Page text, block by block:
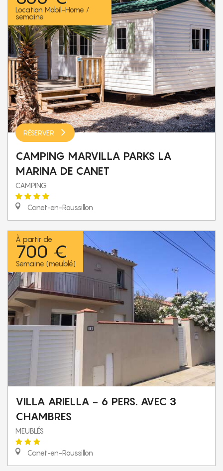
Location Mobil-Home /
semaine
RÉSERVER
CAMPING MARVILLA PARKS LA
MARINA DE CANET
CAMPING
Canet-en-Roussillon
À partir de
700 €
Semaine (meublé)
VILLA ARIELLA - 6 PERS. AVEC 3
CHAMBRES
MEUBLÉS
Canet-en-Roussillon